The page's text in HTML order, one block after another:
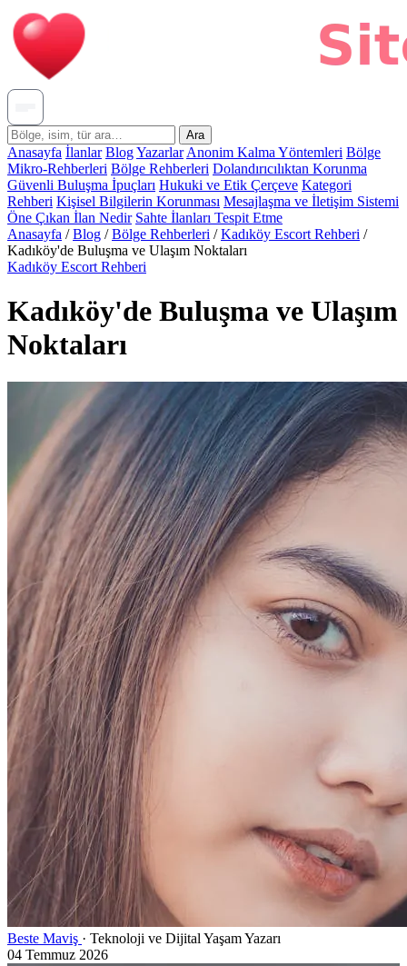
Ara
Anasayfa İlanlar BlogYazarlar Anonim Kalma Yöntemleri Bölge
Mikro-Rehberleri Bölge Rehberleri Dolandırıcılıktan Korunma
Güvenli Buluşma İpuçları Hukuki ve Etik Çerçeve Kategori
Rehberi Kişisel Bilgilerin Korunması Mesajlaşma ve İletişim Sistemi
Öne Çıkan İlan Nedir Sahte İlanları Tespit Etme
Anasayfa / Blog / Bölge Rehberleri / Kadıköy Escort Rehberi /
Kadıköy'de Buluşma ve Ulaşım Noktaları
Kadıköy Escort Rehberi
Kadıköy'de Buluşma ve Ulaşım
Noktaları
Beste Maviş · Teknoloji ve Dijital Yaşam Yazarı
04 Temmuz 2026